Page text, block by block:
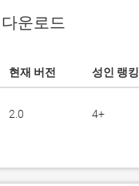
운로드
현재 버전 성인 랭킹
2.0 4+